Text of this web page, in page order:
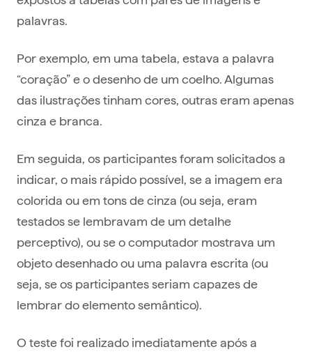
palavras.
Por exemplo, em uma tabela, estava a palavra
“coração” e o desenho de um coelho. Algumas
das ilustrações tinham cores, outras eram apenas
cinza e branca.
Em seguida, os participantes foram solicitados a
indicar, o mais rápido possível, se a imagem era
colorida ou em tons de cinza (ou seja, eram
testados se lembravam de um detalhe
perceptivo), ou se o computador mostrava um
objeto desenhado ou uma palavra escrita (ou
seja, se os participantes seriam capazes de
lembrar do elemento semântico).
O teste foi realizado imediatamente após a